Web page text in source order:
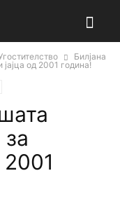
Билјана
од 2001 година!
2001